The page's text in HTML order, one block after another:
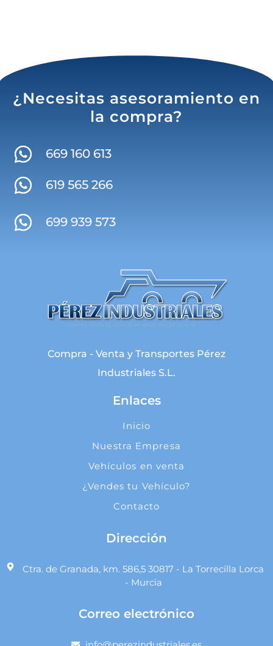
¿Necesitas asesoramiento en
la compra?
669 160 613
619 565 266
699 939 573
Compra - Venta y Transportes Pérez
Industriales S.L.
Enlaces
Inicio
Nuestra Empresa
Vehículos en venta
¿Vendes tu Vehículo?
Contacto
Dirección
Ctra. de Granada, km. 586,5 30817 - La Torrecilla Lorca
- Murcia
Correo electrónico